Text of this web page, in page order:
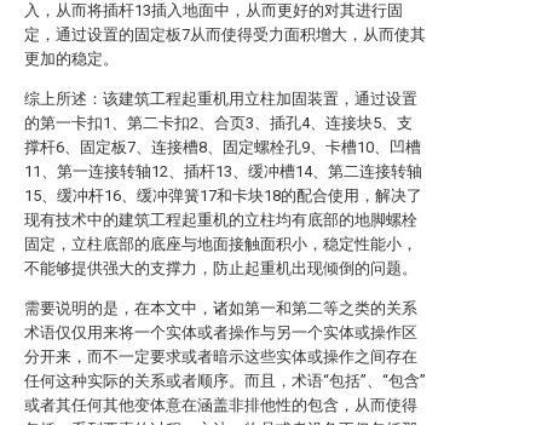
入，从而将插杆13插入地面中，从而更好的对其进行固
定，通过设置的固定板7从而使得受力面积增大，从而使其
更加的稳定。
综上所述：该建筑工程起重机用立柱加固装置，通过设置
的第一卡扣1、第二卡扣2、合页3、插孔4、连接块5、支
撑杆6、固定板7、连接槽8、固定螺栓孔9、卡槽10、凹槽
11、第一连接转轴12、插杆13、缓冲槽14、第二连接转轴
15、缓冲杆16、缓冲弹簧17和卡块18的配合使用，解决了
现有技术中的建筑工程起重机的立柱均有底部的地脚螺栓
固定，立柱底部的底座与地面接触面积小，稳定性能小，
不能够提供强大的支撑力，防止起重机出现倾倒的问题。
需要说明的是，在本文中，诸如第一和第二等之类的关系
术语仅仅用来将一个实体或者操作与另一个实体或操作区
分开来，而不一定要求或者暗示这些实体或操作之间存在
任何这种实际的关系或者顺序。而且，术语“包括”、“包含”
或者其任何其他变体意在涵盖非排他性的包含，从而使得